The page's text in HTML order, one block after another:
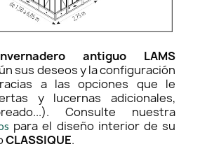
antiguo LAMS
sus deseos y la configuración
a las opciones que le
y lucernas adicionales,
Consulte nuestra
para el diseño interior de su
CLASSIQUE.